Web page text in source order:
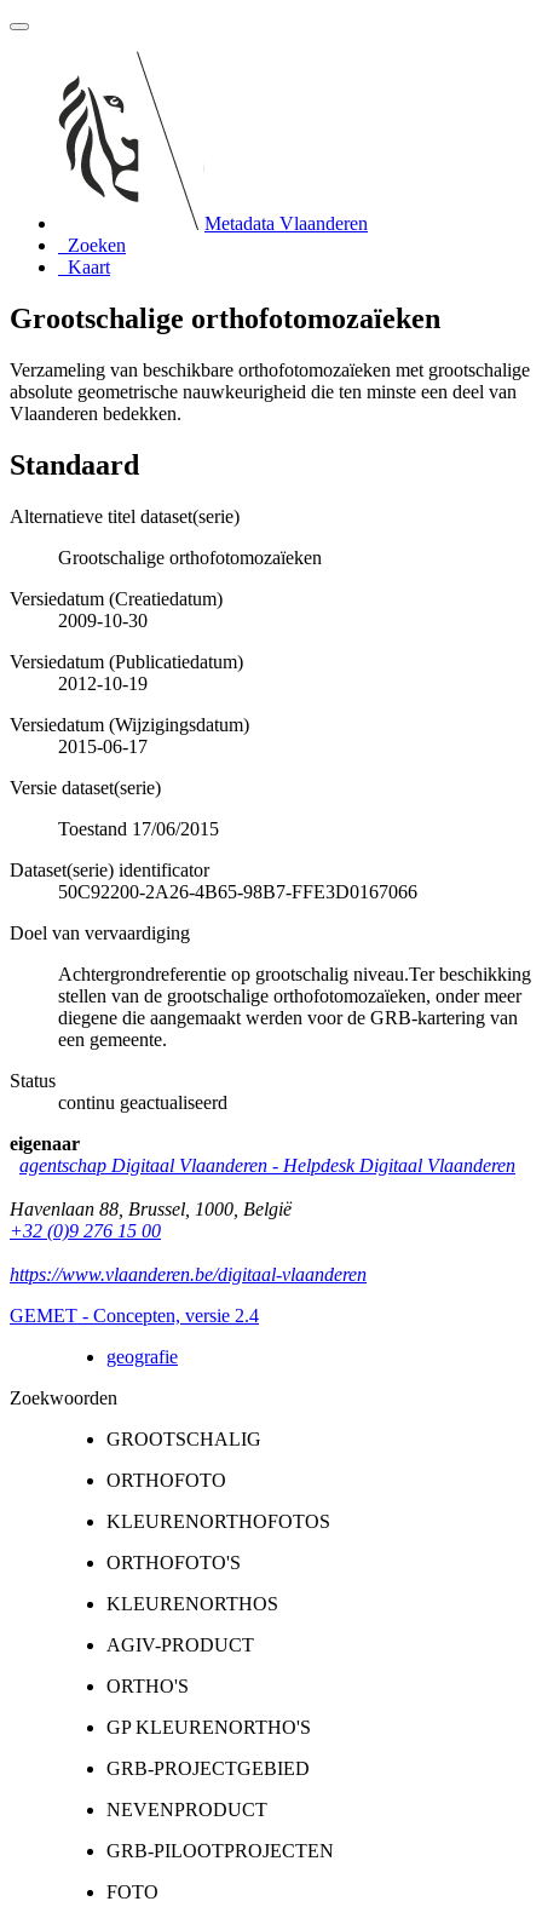
Metadata Vlaanderen
Zoeken
Kaart
Grootschalige orthofotomozaïeken
Verzameling van beschikbare orthofotomozaïeken met grootschalige
absolute geometrische nauwkeurigheid die ten minste een deel van
Vlaanderen bedekken.
Standaard
Alternatieve titel dataset(serie)
Grootschalige orthofotomozaïeken
Versiedatum (Creatiedatum)
2009-10-30
Versiedatum (Publicatiedatum)
2012-10-19
Versiedatum (Wijzigingsdatum)
2015-06-17
Versie dataset(serie)
Toestand 17/06/2015
Dataset(serie) identificator
50C92200-2A26-4B65-98B7-FFE3D0167066
Doel van vervaardiging
Achtergrondreferentie op grootschalig niveau.Ter beschikking
stellen van de grootschalige orthofotomozaïeken, onder meer
diegene die aangemaakt werden voor de GRB-kartering van
een gemeente.
Status
continu geactualiseerd
eigenaar
agentschap Digitaal Vlaanderen - Helpdesk Digitaal Vlaanderen
Havenlaan 88 Brussel 1000 België
+32 (0)9 276 15 00
https://www.vlaanderen.be/digitaal-vlaanderen
GEMET - Concepten, versie 2.4
geografie
Zoekwoorden
GROOTSCHALIG
ORTHOFOTO
KLEURENORTHOFOTOS
ORTHOFOTO'S
KLEURENORTHOS
AGIV-PRODUCT
ORTHO'S
GP KLEURENORTHO'S
GRB-PROJECTGEBIED
NEVENPRODUCT
GRB-PILOOTPROJECTEN
FOTO